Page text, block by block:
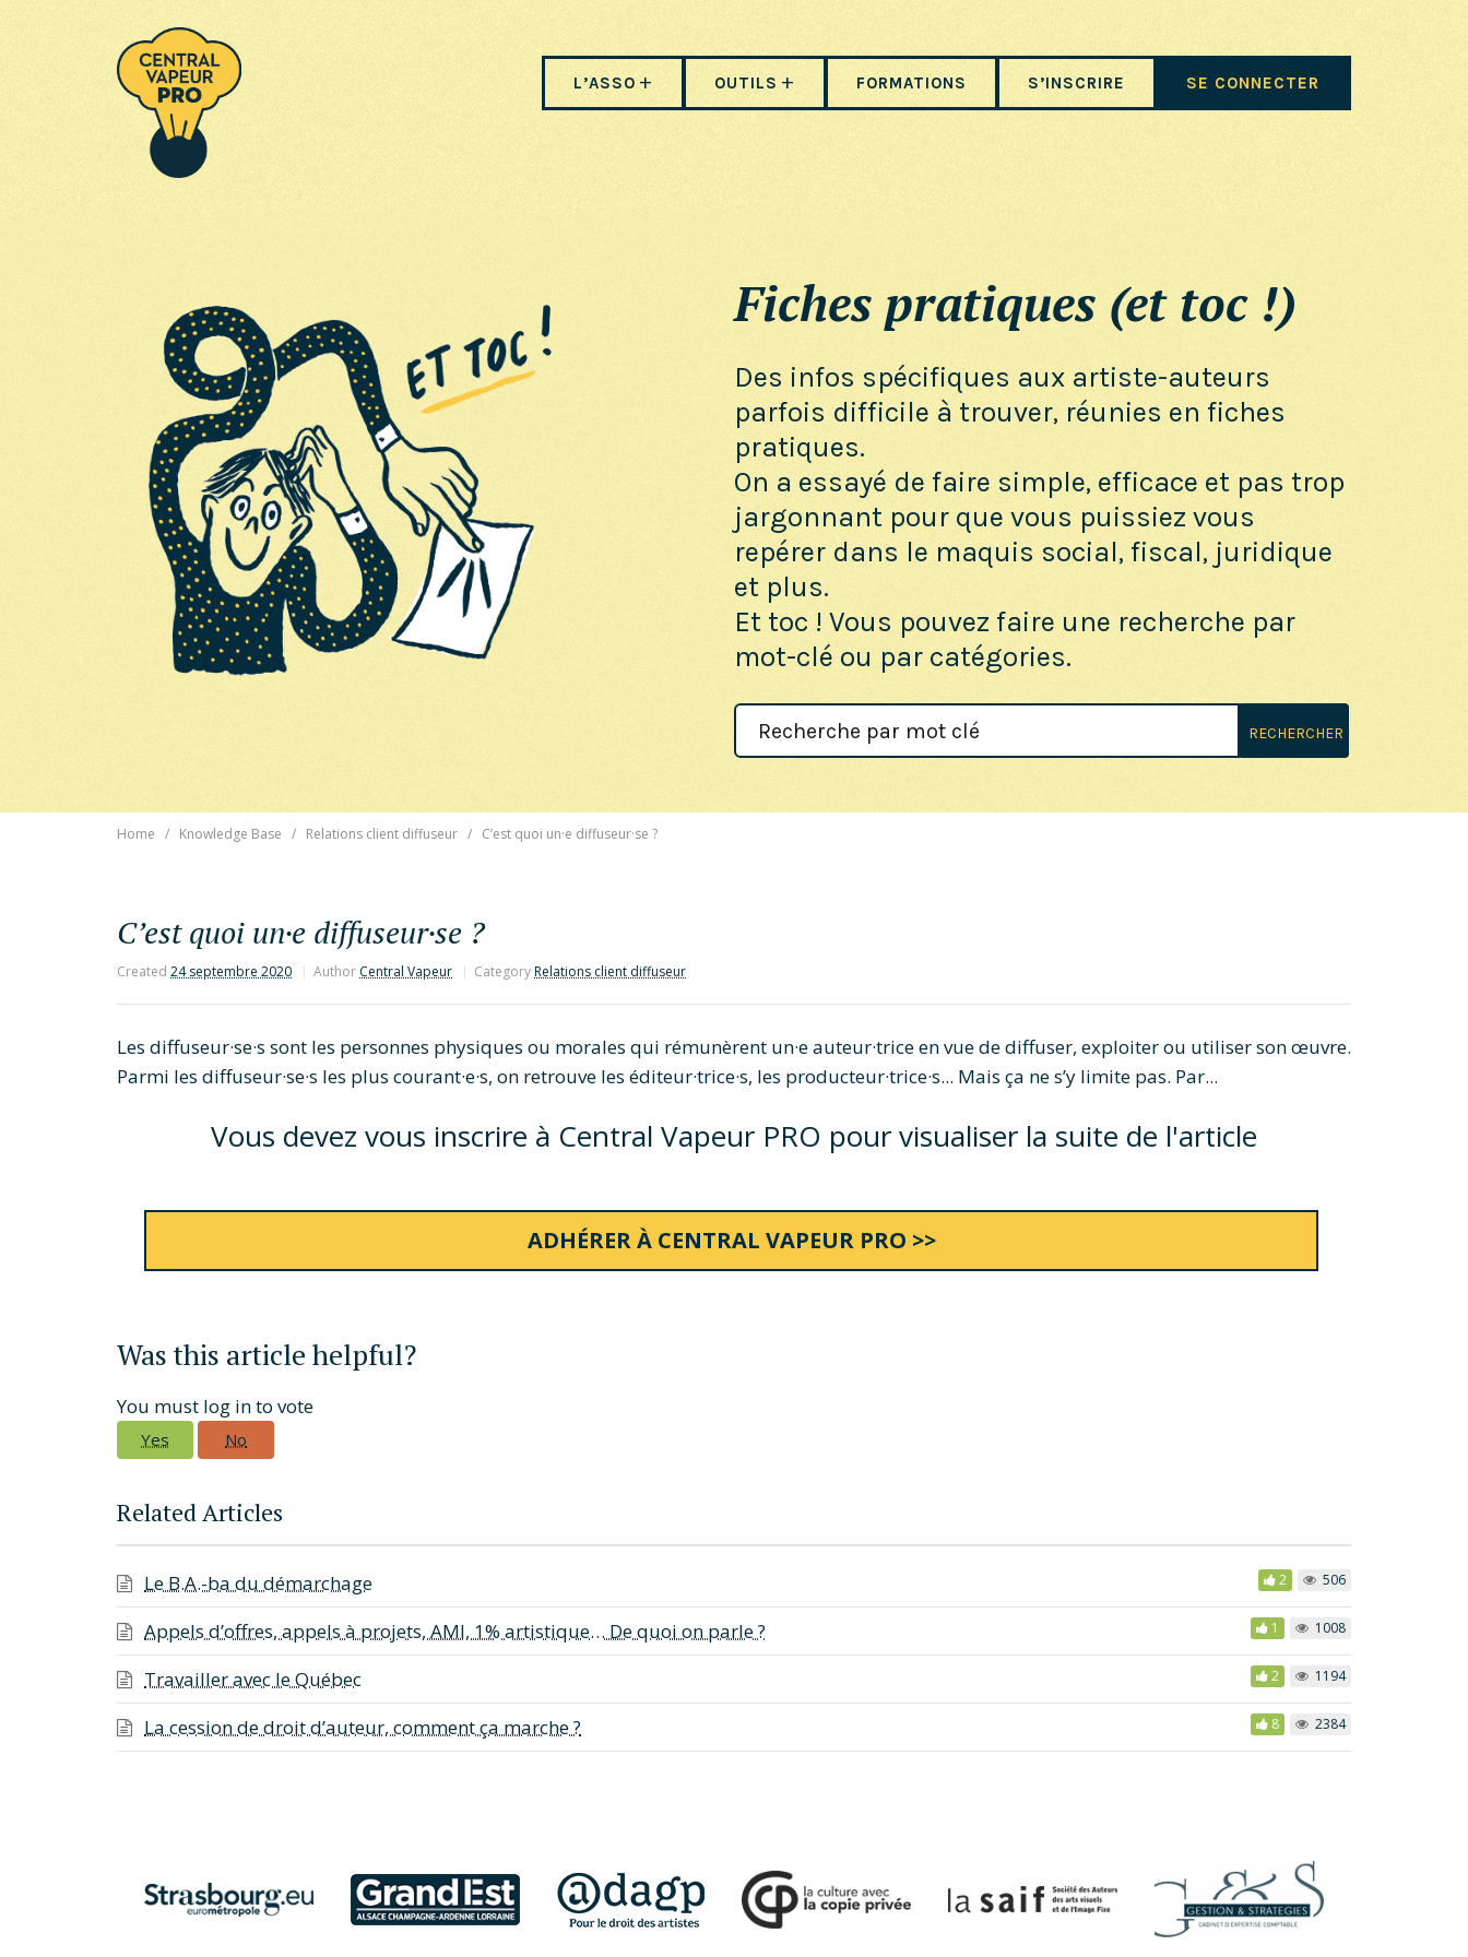
L’ASSO OUTILS FORMATIONS S’INSCRIRE SE CONNECTER
Fiches pratiques (et toc !)
Des infos spécifiques aux artiste-auteurs
parfois difficile à trouver, réunies en fiches
pratiques.
On a essayé de faire simple, efficace et pas trop
jargonnant pour que vous puissiez vous
repérer dans le maquis social, fiscal, juridique
et plus.
Et toc ! Vous pouvez faire une recherche par
mot-clé ou par catégories.
For
RECHERCHER
Home Knowledge Base Relations client diffuseur C’est quoi un·e diffuseur·se ?
C’est quoi un·e diffuseur·se ?
Created 24 septembre 2020 Author Central Vapeur CategoryRelations client diffuseur
Les diffuseur·se·s sont les personnes physiques ou morales qui rémunèrent un·e auteur·trice en vue de diffuser, exploiter ou utiliser son œuvre.
Parmi les diffuseur·se·s les plus courant·e·s, on retrouve les éditeur·trice·s, les producteur·trice·s... Mais ça ne s’y limite pas. Par...
Vous devez vous inscrire à Central Vapeur PRO pour visualiser la suite de l'article
ADHÉRER À CENTRAL VAPEUR PRO >>
Was this article helpful?
You must log in to vote
Yes No
Related Articles
Le B.A.-ba du démarchage 2 506
Appels d’offres, appels à projets, AMI, 1% artistique… De quoi on parle ? 1 1008
Travailler avec le Québec 2 1194
La cession de droit d’auteur, comment ça marche ? 8 2384